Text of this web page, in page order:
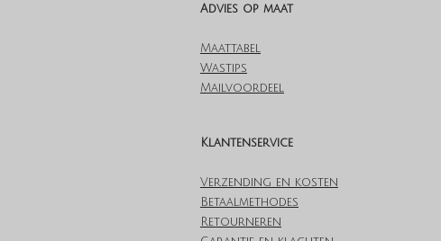
Advies op maat
Maattabel
Wastips
Mailvoordeel
Klantenservice
Verzending en kosten
Betaalmethodes
Retourneren